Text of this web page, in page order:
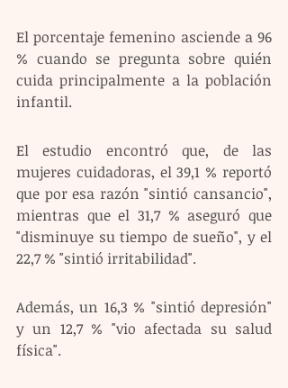
El porcentaje femenino asciende a 96
% cuando se pregunta sobre quién
cuida principalmente a la población
infantil.
El estudio encontró que, de las
mujeres cuidadoras, el 39,1 % reportó
que por esa razón "sintió cansancio",
mientras que el 31,7 % aseguró que
"disminuye su tiempo de sueño", y el
22,7 % "sintió irritabilidad".
Además, un 16,3 % "sintió depresión"
y un 12,7 % "vio afectada su salud
física".